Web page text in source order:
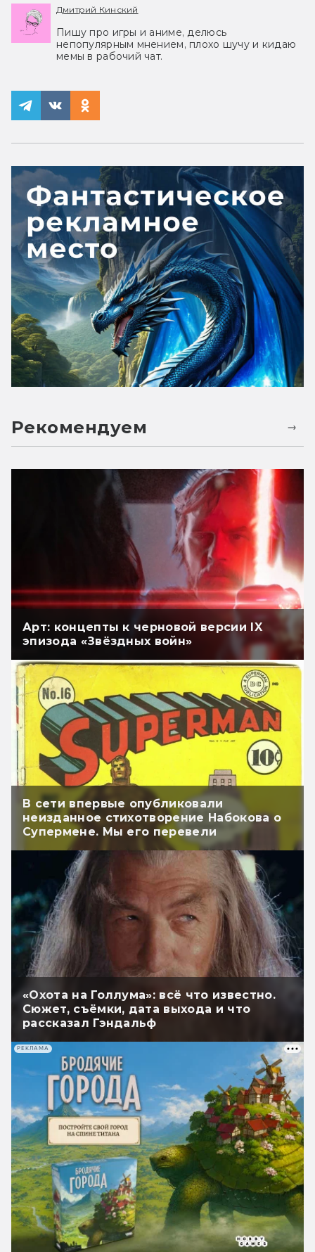
Дмитрий Кинский
Пишу про игры и аниме, делюсь
непопулярным мнением, плохо шучу и кидаю
мемы в рабочий чат.
Рекомендуем
Арт: концепты к черновой версии IX
эпизода «Звёздных войн»
В сети впервые опубликовали
неизданное стихотворение Набокова о
Супермене. Мы его перевели
«Охота на Голлума»: всё что известно.
Сюжет, съёмки, дата выхода и что
рассказал Гэндальф
РЕКЛАМА